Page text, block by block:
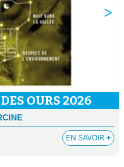
OURS 2026
EN SAVOIR +